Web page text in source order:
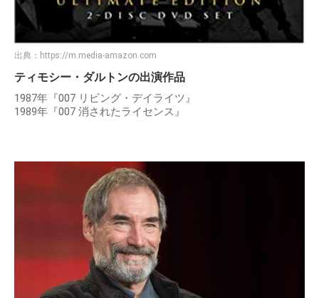
出典： https://m.media-amazon.com
ティモシー・ダルトンの出演作品
1987年『007 リビング・デイライツ』
1989年『007 消されたライセンス』